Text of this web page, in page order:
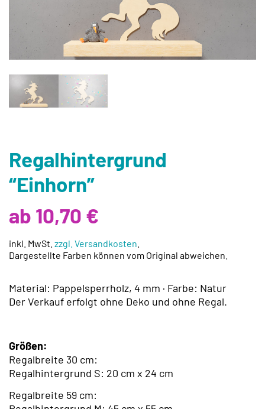
Regalhintergrund
“Einhorn”
ab 10,70 €
inkl. MwSt. zzgl. Versandkosten
Dargestellte Farben können vom Original abweichen.
Material: Pappelsperrholz, 4 mm · Farbe: Natur
Der Verkauf erfolgt ohne Deko und ohne Regal.
Größen:
Regalbreite 30 cm:
Regalhintergrund S: 20 cm x 24 cm
Regalbreite 59 cm: